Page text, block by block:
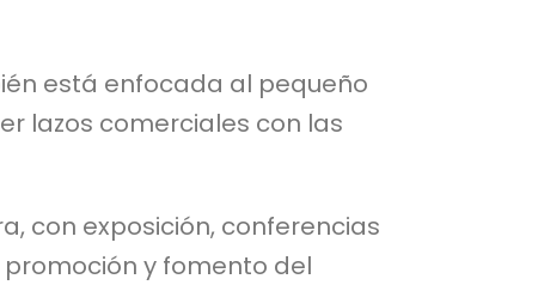
está enfocada al pequeño
lazos comerciales con las
con exposición, conferencias
y fomento del